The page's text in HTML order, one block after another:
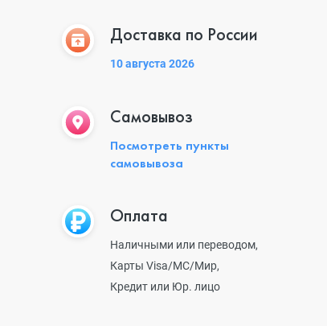
Доставка по России
10 августа 2026
Самовывоз
Посмотреть пункты
самовывоза
Оплата
Наличными или переводом,
Карты Visa/MC/Мир,
Кредит или Юр. лицо